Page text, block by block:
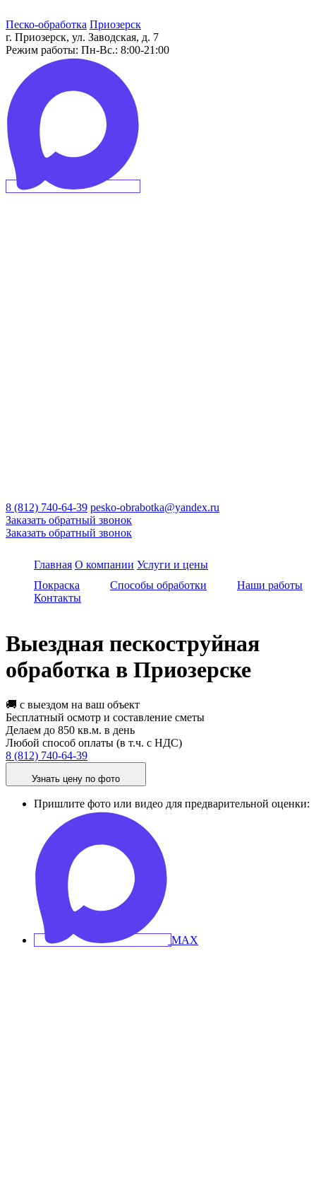
Песко-обработка Приозерск
г. Приозерск, ул. Заводская, д. 7
Режим работы: Пн-Вс.: 8:00-21:00
8 (812) 740-64-39 pesko-obrabotka@yandex.ru
Заказать обратный звонок
Заказать обратный звонок
Главная О компании Услуги и цены
Покраска
Способы обработки
Наши работы
Контакты
Выездная пескоструйная
обработка в Приозерске
🚚 с выездом на ваш объект
Бесплатный осмотр и составление сметы
Делаем до 850 кв.м. в день
Любой способ оплаты (в т.ч. с НДС)
8 (812) 740-64-39
Узнать цену по фото
Пришлите фото или видео для предварительной оценки: